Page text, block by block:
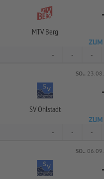
MTV Berg
- - -
SO..
SV Ohlstadt
- - -
SO..